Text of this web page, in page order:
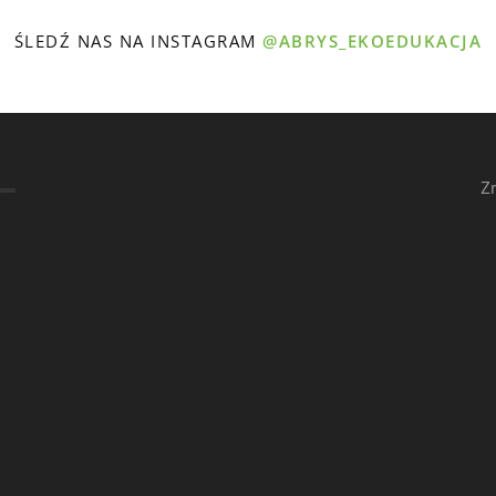
ŚLEDŹ NAS NA INSTAGRAM@ABRYS_EKOEDUKACJA